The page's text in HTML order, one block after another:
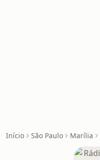
Início São Paulo Marília